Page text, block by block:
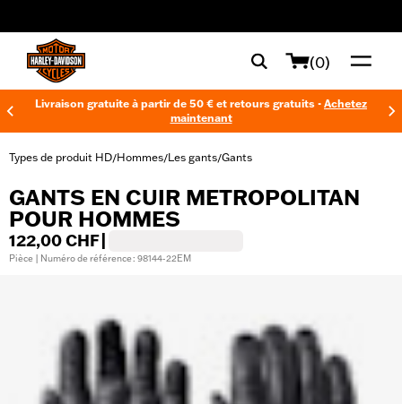
(0)
Livraison gratuite à partir de 50 € et retours gratuits - Achetez
maintenant
Types de produit HD/Hommes/Les gants/Gants
GANTS EN CUIR METROPOLITAN
POUR HOMMES
122,00 CHF
Pièce | Numéro de référence : 98144-22EM